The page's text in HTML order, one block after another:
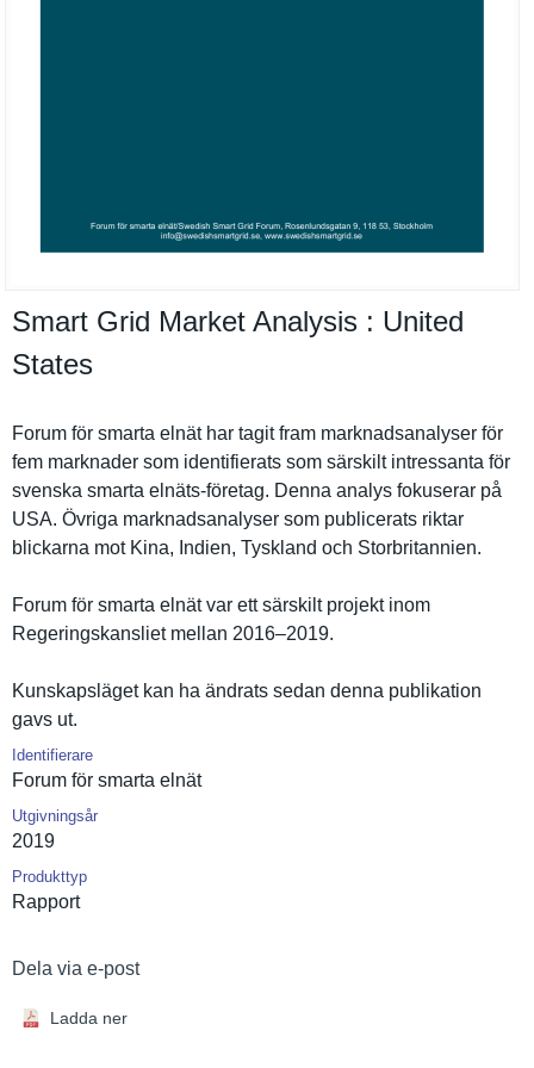
Smart Grid Market Analysis : United
States
Forum för smarta elnät har tagit fram marknadsan­alyser för
fem marknader som identifier­ats som särskilt intressant­a för
svenska smarta elnäts-företag. Denna analys fokuserar på
USA. Övriga marknadsan­alyser som publicerat­s riktar
blickarna mot Kina, Indien, Tyskland och Storbritan­nien.
Forum för smarta elnät var ett särskilt projekt inom
Regeringsk­ansliet mellan 2016–2019.
Kunskapslä­get kan ha ändrats sedan denna publikatio­n
gavs ut.
Identifierare
Forum för smarta elnät
Utgivningsår
2019
Produkttyp
Rapport
Dela via e-post
Ladda ner